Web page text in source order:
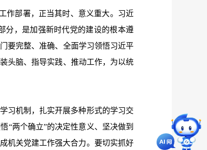
作部署，正当其时、意义重大。习近
分，是加强新时代党的建设的根本遵
要完整、准确、全面学习领悟习近平
头脑、指导实践、推动工作，为以统
习机制，扎实开展多种形式的学习交
“两个确立”的决定性意义、坚决做到
机关党建工作强大合力。要切实抓好